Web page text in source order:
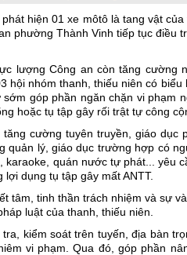
hiện 01 xe môtô là tang vật
phường Thành Vinh tiếp tục điều
lượng Công an còn tăng cường
hội nhóm thanh, thiếu niên có biểu
góp phần ngăn chặn vi phạm
hoặc tụ tập gây rối trật tự công
cường tuyên truyền, giáo dục
lý, giáo dục trường hợp có
quán nước tự phát... yêu
dụng tụ tập gây mất ANTT.
tinh thần trách nhiệm và sự
luật của thanh, thiếu niên.
kiểm soát trên tuyến, địa bàn
vi phạm. Qua đó, góp phần